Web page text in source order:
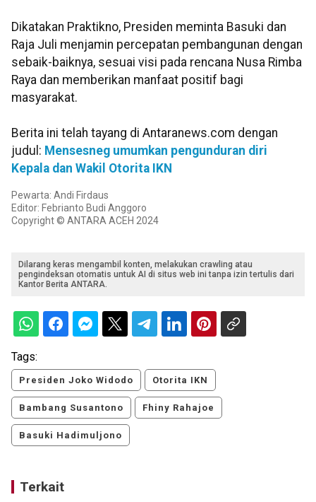
Dikatakan Praktikno, Presiden meminta Basuki dan
Raja Juli menjamin percepatan pembangunan dengan
sebaik-baiknya, sesuai visi pada rencana Nusa Rimba
Raya dan memberikan manfaat positif bagi
masyarakat.
Berita ini telah tayang di Antaranews.com dengan
judul: Mensesneg umumkan pengunduran diri
Kepala dan Wakil Otorita IKN
Pewarta: Andi Firdaus
Editor: Febrianto Budi Anggoro
Copyright © ANTARA ACEH 2024
Dilarang keras mengambil konten, melakukan crawling atau
pengindeksan otomatis untuk AI di situs web ini tanpa izin tertulis dari
Kantor Berita ANTARA.
Tags:
Presiden Joko Widodo Otorita IKN
Bambang Susantono Fhiny Rahajoe
Basuki Hadimuljono
Terkait